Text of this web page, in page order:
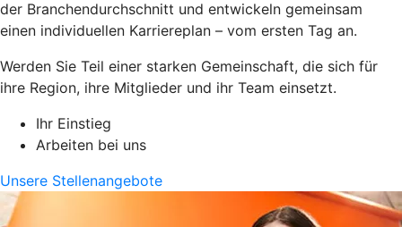
der Branchendurchschnitt und entwickeln gemeinsam
einen individuellen Karriereplan – vom ersten Tag an.
Werden Sie Teil einer starken Gemeinschaft, die sich für
ihre Region, ihre Mitglieder und ihr Team einsetzt.
Ihr Einstieg
Arbeiten bei uns
Unsere Stellenangebote